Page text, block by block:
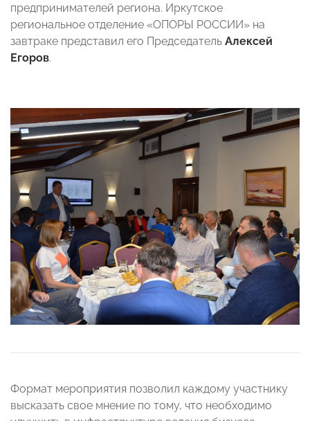
предпринимателей региона. Иркутское
региональное отделение «ОПОРЫ РОССИИ» на
завтраке представил его Председатель Алексей
Егоров.
Формат мероприятия позволил каждому участнику
высказать свое мнение по тому, что необходимо